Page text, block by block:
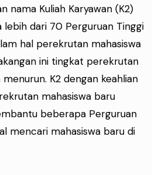
nama Kuliah Karyawan (K2)
dari 70 Perguruan Tinggi
hal perekrutan mahasiswa
ini tingkat perekrutan
K2 dengan keahlian
mahasiswa baru
beberapa Perguruan
mencari mahasiswa baru di